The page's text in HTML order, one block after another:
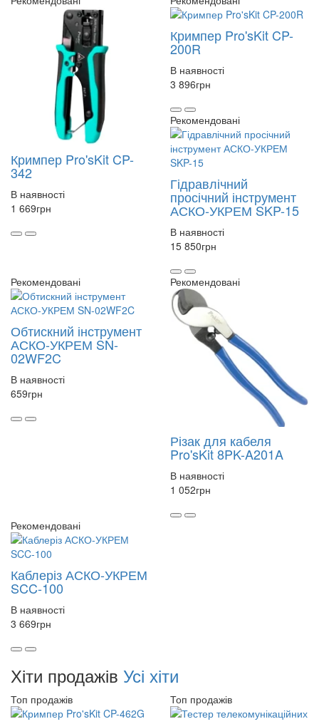
Кримпер Pro'sKit CP-
342
В наявності
1 669грн
Кримпер Pro'sKit CP-
200R
В наявності
3 896грн
Рекомендовані
Гідравлічний
просічний інструмент
АСКО-УКРЕМ SKP-15
В наявності
15 850грн
Рекомендовані
Обтискний інструмент
АСКО-УКРЕМ SN-
02WF2C
В наявності
659грн
Рекомендовані
Різак для кабеля
Pro'sKit 8PK-A201A
В наявності
1 052грн
Рекомендовані
Каблеріз АСКО-УКРЕМ
SCC-100
В наявності
3 669грн
Хіти продажів Усі хіти
Топ продажів Топ продажів